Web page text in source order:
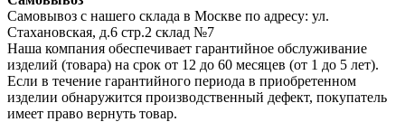
Самовывоз с нашего склада в Москве по адресу: ул.
Стахановская, д.6 стр.2 склад №7
Наша компания обеспечивает гарантийное обслуживание
изделий (товара) на срок от 12 до 60 месяцев (от 1 до 5 лет).
Если в течение гарантийного периода в приобретенном
изделии обнаружится производственный дефект, покупатель
имеет право вернуть товар.